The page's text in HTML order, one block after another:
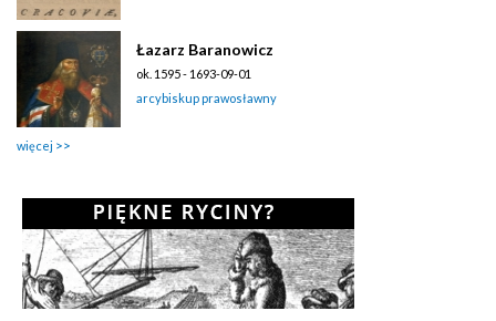
Łazarz Baranowicz
ok. 1595 - 1693-09-01
arcybiskup prawosławny
więcej